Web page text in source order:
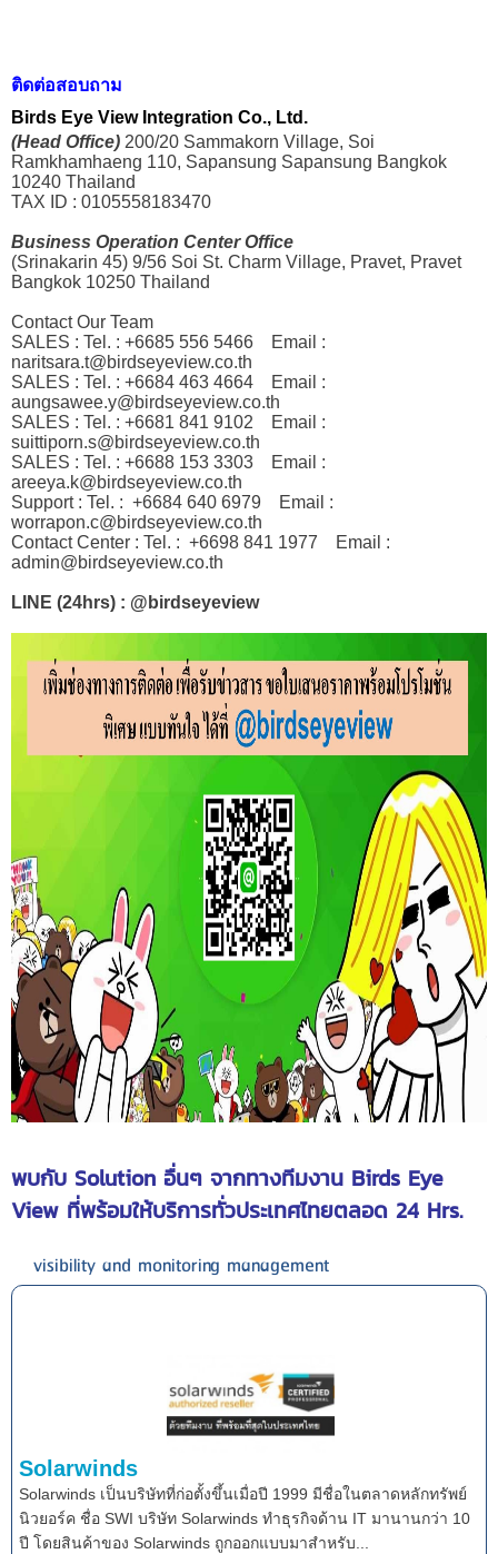
ติดต่อสอบถาม
Birds Eye View Integration Co., Ltd.
(Head Office) 200/20 Sammakorn Village, Soi
Ramkhamhaeng 110, Sapansung Sapansung Bangkok
10240 Thailand
TAX ID : 0105558183470
Business Operation Center Office
(Srinakarin 45) 9/56 Soi St. Charm Village, Pravet, Pravet
Bangkok 10250 Thailand
Contact Our Team
SALES : Tel. : +6685 556 5466
Email :
naritsara.t@birdseyeview.co.th
SALES : Tel. : +6684 463 4664
Email :
aungsawee.y@birdseyeview.co.th
SALES : Tel. : +6681 841 9102
Email :
suittiporn.s@birdseyeview.co.th
SALES : Tel. : +6688 153 3303
Email :
areeya.k@birdseyeview.co.th
Support : Tel. : +6684 640 6979
Email :
worrapon.c@birdseyeview.co.th
Contact Center : Tel. : +6698 841 1977
Email :
admin@birdseyeview.co.th
LINE (24hrs) : @birdseyeview
พบกับ Solution อื่นๆ จากทางทีมงาน Birds Eye
View ที่พร้อมให้บริการทั่วประเทศไทยตลอด 24 Hrs.
visibility and monitoring management
Solarwinds
Solarwinds เป็นบริษัทที่ก่อตั้งขึ้นเมื่อปี 1999 มีชื่อในตลาดหลักทรัพย์
นิวยอร์ค ชื่อ SWI บริษัท Solarwinds ทำธุรกิจด้าน IT มานานกว่า 10
ปี โดยสินค้าของ Solarwinds ถูกออกแบบมาสำหรับ...